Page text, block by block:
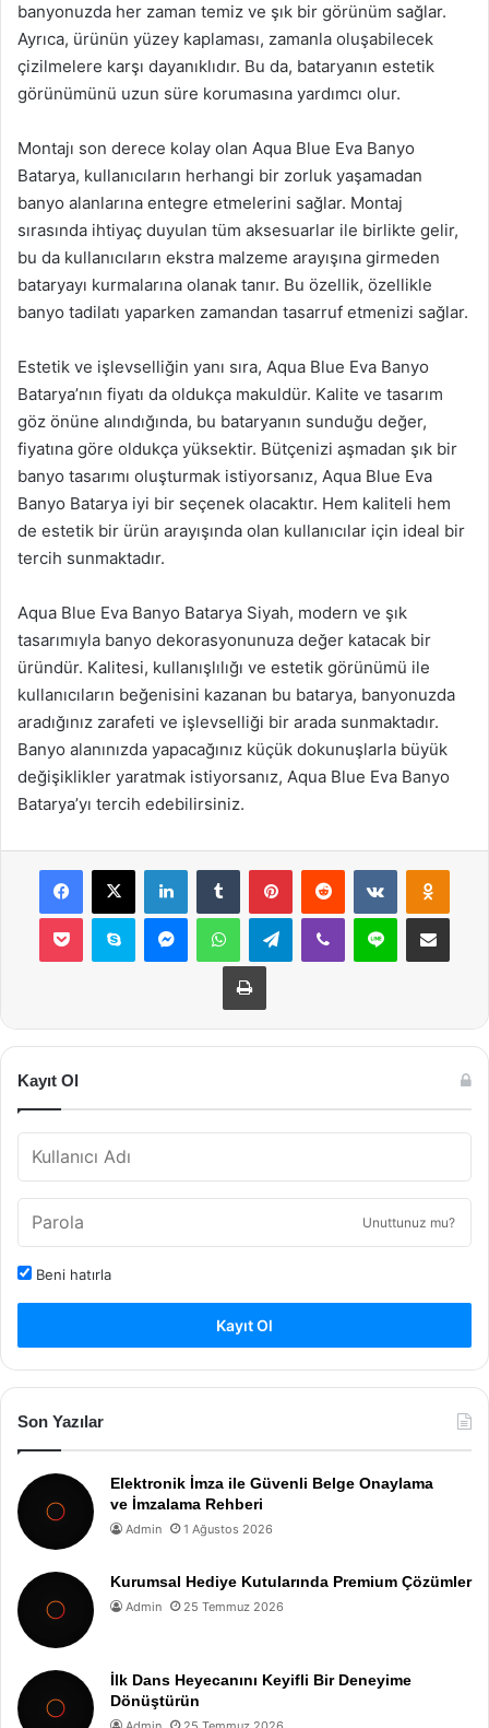
banyonuzda her zaman temiz ve şık bir görünüm sağlar.
Ayrıca, ürünün yüzey kaplaması, zamanla oluşabilecek
çizilmelere karşı dayanıklıdır. Bu da, bataryanın estetik
görünümünü uzun süre korumasına yardımcı olur.
Montajı son derece kolay olan Aqua Blue Eva Banyo
Batarya, kullanıcıların herhangi bir zorluk yaşamadan
banyo alanlarına entegre etmelerini sağlar. Montaj
sırasında ihtiyaç duyulan tüm aksesuarlar ile birlikte gelir,
bu da kullanıcıların ekstra malzeme arayışına girmeden
bataryayı kurmalarına olanak tanır. Bu özellik, özellikle
banyo tadilatı yaparken zamandan tasarruf etmenizi sağlar.
Estetik ve işlevselliğin yanı sıra, Aqua Blue Eva Banyo
Batarya’nın fiyatı da oldukça makuldür. Kalite ve tasarım
göz önüne alındığında, bu bataryanın sunduğu değer,
fiyatına göre oldukça yüksektir. Bütçenizi aşmadan şık bir
banyo tasarımı oluşturmak istiyorsanız, Aqua Blue Eva
Banyo Batarya iyi bir seçenek olacaktır. Hem kaliteli hem
de estetik bir ürün arayışında olan kullanıcılar için ideal bir
tercih sunmaktadır.
Aqua Blue Eva Banyo Batarya Siyah, modern ve şık
tasarımıyla banyo dekorasyonunuza değer katacak bir
üründür. Kalitesi, kullanışlılığı ve estetik görünümü ile
kullanıcıların beğenisini kazanan bu batarya, banyonuzda
aradığınız zarafeti ve işlevselliği bir arada sunmaktadır.
Banyo alanınızda yapacağınız küçük dokunuşlarla büyük
değişiklikler yaratmak istiyorsanız, Aqua Blue Eva Banyo
Batarya’yı tercih edebilirsiniz.
Facebook
X LinkedInTumblr PinterestReddit VKontakte
Pocket Skype MessengerWhatsAppTelegramViber Line E-Posta ile
Yazdır
Kayıt Ol
Unuttunuz mu?
Beni hatırla
Kayıt Ol
Son Yazılar
Elektronik İmza ile Güvenli Belge Onaylama
ve İmzalama Rehberi
Admin 1 Ağustos 2026
Kurumsal Hediye Kutularında Premium Çözümler
Admin 25 Temmuz 2026
İlk Dans Heyecanını Keyifli Bir Deneyime
Dönüştürün